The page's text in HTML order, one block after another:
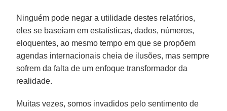
Ninguém pode negar a utilidade destes relatórios,
eles se baseiam em estatísticas, dados, números,
eloquentes, ao mesmo tempo em que se propõem
agendas internacionais cheia de ilusões, mas sempre
sofrem da falta de um enfoque transformador da
realidade.
Muitas vezes, somos invadidos pelo sentimento de